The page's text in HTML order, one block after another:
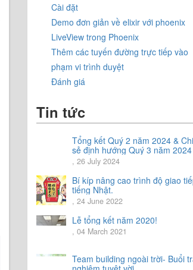
Cài đặt
Demo đơn giản về elixir với phoenix
LiveView trong Phoenix
Thêm các tuyến đường trực tiếp vào
phạm vi trình duyệt
Đánh giá
Tin tức
Tổng kết Quý 2 năm 2024 &
sẻ định hướng Quý 3 năm 2024
, 26 July 2024
Bí kíp nâng cao trình độ giao
tiếng Nhật.
, 24 June 2022
Lễ tổng kết năm 2020!
, 04 March 2021
Team building ngoài trời- Buổi